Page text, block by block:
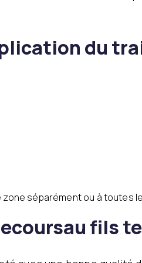
du
séparément ou à toutes
fils